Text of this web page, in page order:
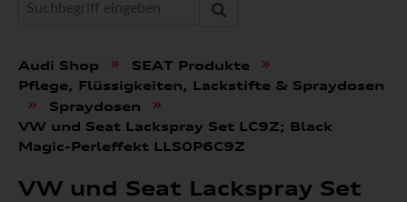
Audi Shop » SEAT Produkte »
Pflege, Flüssigkeiten, Lackstifte & Spraydosen
» Spraydosen »
VW und Seat Lackspray Set LC9Z; Black
Magic-Perleffekt LLS0P6C9Z
VW und Seat Lackspray Set